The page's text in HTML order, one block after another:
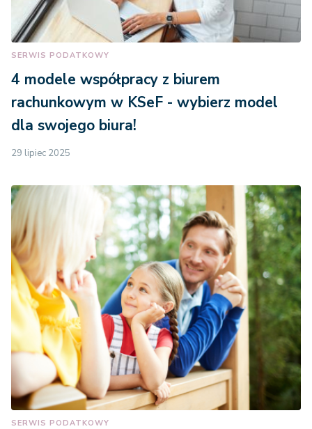
SERWIS PODATKOWY
4 modele współpracy z biurem
rachunkowym w KSeF - wybierz model
dla swojego biura!
29 lipiec 2025
SERWIS PODATKOWY